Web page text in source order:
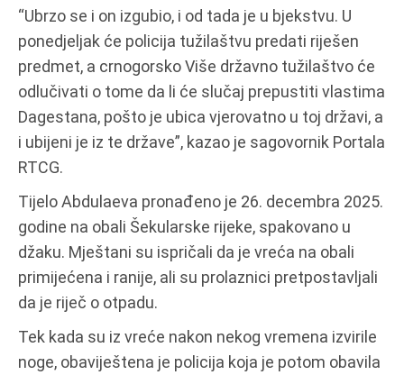
“Ubrzo se i on izgubio, i od tada je u bjekstvu. U
ponedjeljak će policija tužilaštvu predati riješen
predmet, a crnogorsko Više državno tužilaštvo će
odlučivati o tome da li će slučaj prepustiti vlastima
Dagestana, pošto je ubica vjerovatno u toj državi, a
i ubijeni je iz te države”, kazao je sagovornik Portala
RTCG.
Tijelo Abdulaeva pronađeno je 26. decembra 2025.
godine na obali Šekularske rijeke, spakovano u
džaku. Mještani su ispričali da je vreća na obali
primijećena i ranije, ali su prolaznici pretpostavljali
da je riječ o otpadu.
Tek kada su iz vreće nakon nekog vremena izvirile
noge, obaviještena je policija koja je potom obavila